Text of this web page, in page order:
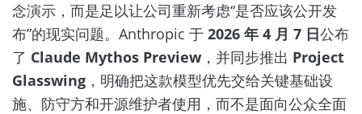
念演示，而是足以让公司重新考虑“是否应该公开发
布”的现实问题。Anthropic 于 2026 年 4 月 7 日公布
了 Claude Mythos Preview ，并同步推出 Project
Glasswing ，明确把这款模型优先交给关键基础设
施、防守方和开源维护者使用，而不是面向公众全面